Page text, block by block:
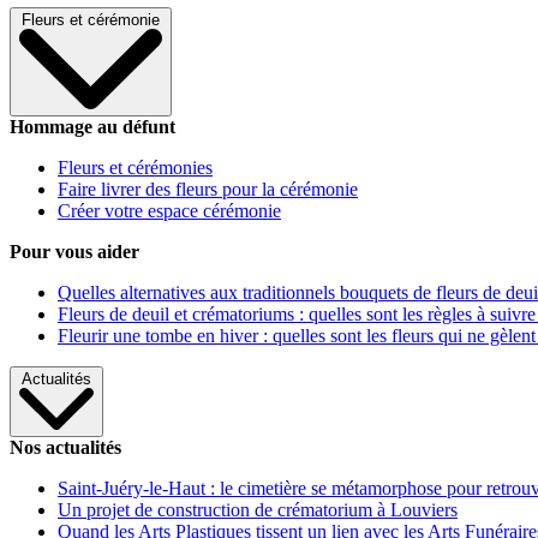
Fleurs et cérémonie
Hommage au défunt
Fleurs et cérémonies
Faire livrer des fleurs pour la cérémonie
Créer votre espace cérémonie
Pour vous aider
Quelles alternatives aux traditionnels bouquets de fleurs de
Fleurs de deuil et crématoriums : quelles sont les règles à
Fleurir une tombe en hiver : quelles sont les fleurs qui ne gèlent
Actualités
Nos actualités
Saint-Juéry-le-Haut : le cimetière se métamorphose pour
Un projet de construction de crématorium à Louviers
Quand les Arts Plastiques tissent un lien avec les Arts